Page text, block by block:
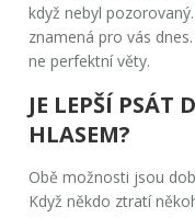
když nebyl
znamená pro vás
ne perfektní věty.
JE LEPŠÍ PSÁT
HLASEM?
Obě možnosti jsou
Když někdo ztratí